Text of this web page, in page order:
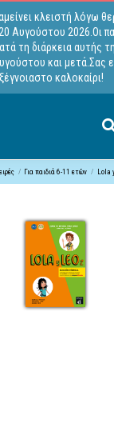
κλειστή λόγω
Αυγούστου 2026.Οι
τη διάρκεια αυτής
και μετά.Σας
ξέγνοιαστο καλοκαίρι!
Για παιδιά 6-11 ετών Lola